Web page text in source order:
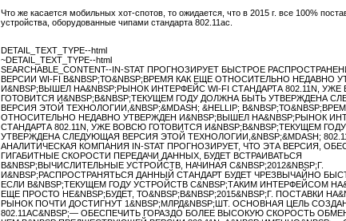
Что же касается мобильных хот-спотов, то ожидается, что в 2015 г. все 100%
устройства, оборудованные чипами стандарта 802.11ac.
DETAIL_TEXT_TYPE--html
~DETAIL_TEXT_TYPE--html
SEARCHABLE_CONTENT--IN-STAT ПРОГНОЗИРУЕТ БЫСТРОЕ
ВЕРСИИ WI-FI В&NBSP;ТО&NBSP;ВРЕМЯ КАК ЕЩЕ ОТНОСИТЕЛЬНО НЕДАВНО
И&NBSP;ВЫШЕЛ НА&NBSP;РЫНОК ИНТЕРФЕЙС WI-FI СТАНДАРТА 802.11N,
ГОТОВИТСЯ И&NBSP;В&NBSP;ТЕКУЩЕМ ГОДУ ДОЛЖНА БЫТЬ УТВЕРЖДЕНА
ВЕРСИЯ ЭТОЙ ТЕХНОЛОГИИ,&NBSP;&MDASH; &HELLIP;
ОТНОСИТЕЛЬНО НЕДАВНО УТВЕРЖДЕН И&NBSP;ВЫШЕЛ НА&NBSP;РЫНОК
СТАНДАРТА 802.11N, УЖЕ ВОВСЮ ГОТОВИТСЯ И&NBSP;В&NBSP;ТЕКУЩЕМ
УТВЕРЖДЕНА СЛЕДУЮЩАЯ ВЕРСИЯ ЭТОЙ ТЕХНОЛОГИИ,&NBSP;&MDASH;
АНАЛИТИЧЕСКАЯ КОМПАНИЯ IN-STAT ПРОГНОЗИРУЕТ, ЧТО ЭТА ВЕРСИЯ,
ГИГАБИТНЫЕ СКОРОСТИ ПЕРЕДАЧИ ДАННЫХ, БУДЕТ ВСТРАИВАТЬСЯ
В&NBSP;ВЫЧИСЛИТЕЛЬНЫЕ УСТРОЙСТВ, НАЧИНАЯ С&NBSP;2012&NBSP;Г.
И&NBSP;РАСПРОСТРАНЯТЬСЯ ДАННЫЙ СТАНДАРТ БУДЕТ ЧРЕЗВЫЧАЙНО
ЕСЛИ В&NBSP;ТЕКУЩЕМ ГОДУ УСТРОЙСТВ С&NBSP;ТАКИМ ИНТЕРФЕЙСОМ
ЕЩЕ ПРОСТО НЕ&NBSP;БУДЕТ, ТО&NBSP;В&NBSP;2015&NBSP;Г. ПОСТАВКИ
РЫНОК ПОЧТИ ДОСТИГНУТ 1&NBSP;МЛРД&NBSP;ШТ. ОСНОВНАЯ ЦЕЛЬ
802.11AC&NBSP;— ОБЕСПЕЧИТЬ ГОРАЗДО БОЛЕЕ ВЫСОКУЮ СКОРОСТЬ